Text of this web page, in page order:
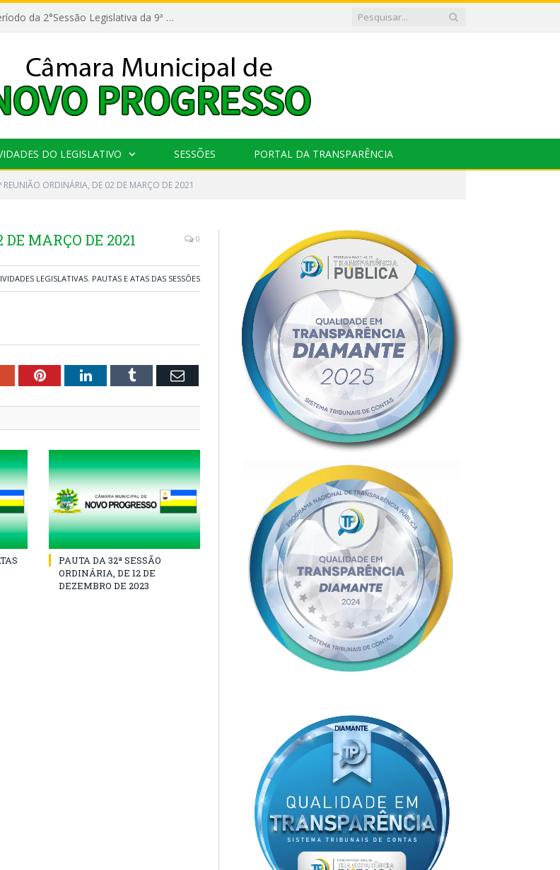
11ª Reunião Ordinária do 1° Período da 2°Sessão Legislativa da 9ª Legislatura do Poder Legislativo
DO LEGISLATIVO SESSÕES PORTAL DA TRANSPARÊNCIA
REUNIÃO ORDINÁRIA, DE 02 DE MARÇO DE 2021
MARÇO DE 2021 0
LEGISLATIVAS, PAUTAS E ATAS DAS SESSÕES
Google+PinterestLinkedInTumblr Email
PAUTA DA 32ª SESSÃO
ORDINÁRIA, DE 12 DE
DEZEMBRO DE 2023